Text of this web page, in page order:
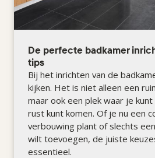
De perfecte badkamer
tips
Bij het inrichten van de
kijken. Het is niet alleen een
maar ook een plek waar je
rust kunt komen. Of je nu een
verbouwing plant of slechts
wilt toevoegen, de juiste
essentieel.